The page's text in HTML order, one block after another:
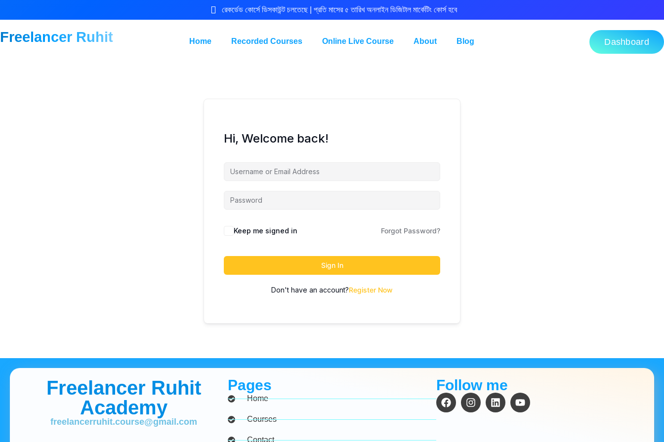
রেকর্ডেড কোর্সে ডিসকাউন্ট চলতেছে | প্রতি মাসের ৫ তারিখ অনলাইন ডিজিটাল মার্কেটিং কোর্স হবে
Freelancer Ruhit Home Recorded Courses Online Live Course About Blog Dashboard
Hi, Welcome back!
Keep me signed in Forgot Password?
Sign In
Don't have an account?Register Now
Freelancer Ruhit
Academy
freelancerruhit.course@gmail.com
Pages
Home
Courses
Contact
Follow me